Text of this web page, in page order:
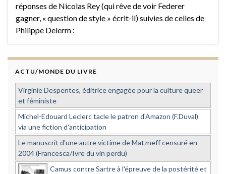
réponses de Nicolas Rey (qui rêve de voir Federer
gagner, « question de style » écrit-il) suivies de celles de
Philippe Delerm :
ACTU/MONDE DU LIVRE
Virginie Despentes, éditrice engagée pour la culture queer
et féministe
Michel-Edouard Leclerc tacle le patron d'Amazon (F.Duval)
via une fiction d'anticipation
Le manuscrit d'une autre victime de Matzneff censuré en
2004 (Francesca/Ivre du vin perdu)
Camus contre Sartre à l'épreuve de la postérité et